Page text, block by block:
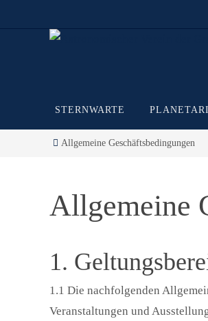
STERNWARTE
Start
Allgemeine Geschäftsbedingungen
Allgemeine
1.
1.1 Die nachfolgenden
Veranstaltungen und